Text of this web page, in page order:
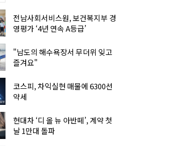
전남사회서비스원, 보건복지부 경
영평가 ‘4년 연속 A등급’
"남도의 해수욕장서 무더위 잊고
즐겨요"
코스피, 차익실현 매물에 6300선
약세
현대차 ‘디 올 뉴 아반떼’, 계약 첫
날 1만대 돌파